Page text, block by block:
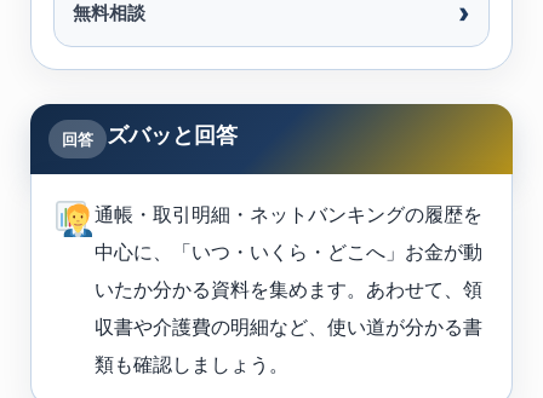
無料相談
回答 ズバッと回答
通帳・取引明細・ネットバンキングの履歴を
中心に、「いつ・いくら・どこへ」お金が動
いたか分かる資料を集めます。あわせて、領
収書や介護費の明細など、使い道が分かる書
類も確認しましょう。